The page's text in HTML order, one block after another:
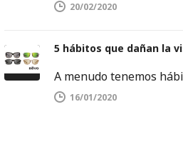
20/02/2020
5 hábitos que dañan la
16/01/2020